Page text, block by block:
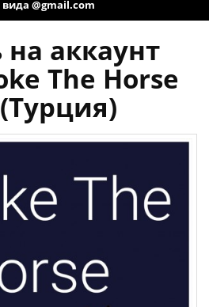
вида @gmail.com
на аккаунт
The Horse
(Турция)